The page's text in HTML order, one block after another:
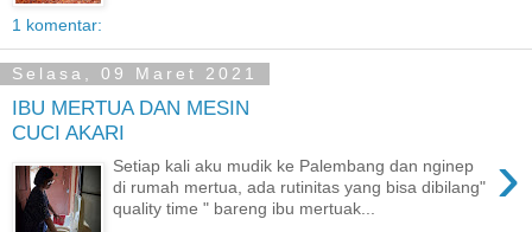
1 komentar:
Selasa, 09 Maret 2021
IBU MERTUA DAN MESIN
CUCI AKARI
›
Setiap kali aku mudik ke Palembang dan nginep
di rumah mertua, ada rutinitas yang bisa dibilang"
quality time " bareng ibu mertuak...